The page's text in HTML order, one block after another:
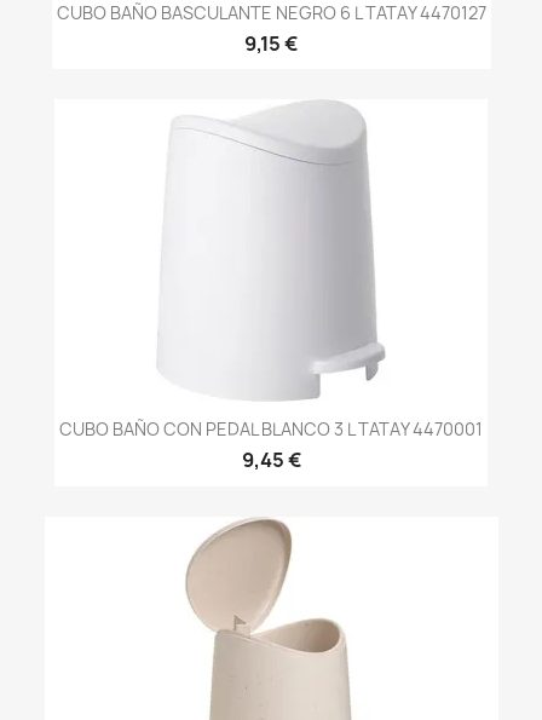
CUBO BAÑO BASCULANTE NEGRO 6 L TATAY 4470127
9,15 €
CUBO BAÑO CON PEDAL BLANCO 3 L TATAY 4470001
9,45 €